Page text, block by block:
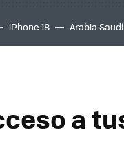
iPhone 18 Arabia Saudí
a